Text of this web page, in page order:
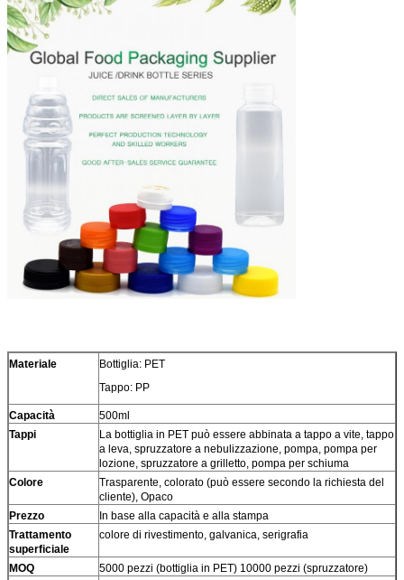
Materiale
Bottiglia: PET
Tappo: PP
Capacità
500ml
Tappi
La bottiglia in PET può essere abbinata a tappo a vite, tappo
a leva, spruzzatore a nebulizzazione, pompa, pompa per
lozione, spruzzatore a grilletto, pompa per schiuma
Colore
Trasparente, colorato (può essere secondo la richiesta del
cliente), Opaco
Prezzo
In base alla capacità e alla stampa
Trattamento
superficiale
colore di rivestimento, galvanica, serigrafia
MOQ
5000 pezzi (bottiglia in PET) 10000 pezzi (spruzzatore)